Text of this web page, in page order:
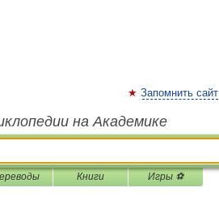
Запомнить сайт
на Академике
Книги Игры ⚽